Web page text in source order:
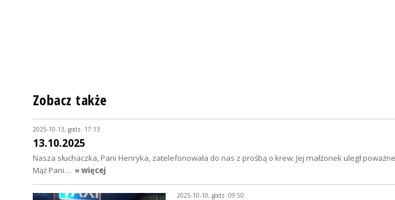
Zobacz także
2025-10-13, godz. 17:13
13.10.2025
Nasza słuchaczka, Pani Henryka, zatelefonowała do nas z prośbą o krew. Jej małżonek uległ
Mąż Pani… » więcej
2025-10-10, godz. 09:50